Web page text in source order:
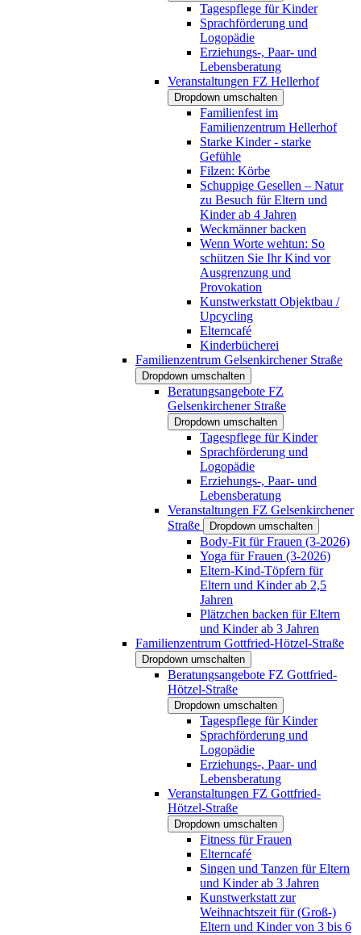
Tagespflege für Kinder
Sprachförderung und
Logopädie
Erziehungs-, Paar- und
Lebensberatung
Veranstaltungen FZ Hellerhof
Dropdown umschalten
Familienfest im
Familienzentrum Hellerhof
Starke Kinder - starke
Gefühle
Filzen: Körbe
Schuppige Gesellen – Natur
zu Besuch für Eltern und
Kinder ab 4 Jahren
Weckmänner backen
Wenn Worte wehtun: So
schützen Sie Ihr Kind vor
Ausgrenzung und
Provokation
Kunstwerkstatt Objektbau /
Upcycling
Elterncafé
Kinderbücherei
Familienzentrum Gelsenkirchener Straße
Dropdown umschalten
Beratungsangebote FZ
Gelsenkirchener Straße
Dropdown umschalten
Tagespflege für Kinder
Sprachförderung und
Logopädie
Erziehungs-, Paar- und
Lebensberatung
Veranstaltungen FZ Gelsenkirchener
Straße
Dropdown umschalten
Body-Fit für Frauen (3-2026)
Yoga für Frauen (3-2026)
Eltern-Kind-Töpfern für
Eltern und Kinder ab 2,5
Jahren
Plätzchen backen für Eltern
und Kinder ab 3 Jahren
Familienzentrum Gottfried-Hötzel-Straße
Dropdown umschalten
Beratungsangebote FZ Gottfried-
Hötzel-Straße
Dropdown umschalten
Tagespflege für Kinder
Sprachförderung und
Logopädie
Erziehungs-, Paar- und
Lebensberatung
Veranstaltungen FZ Gottfried-
Hötzel-Straße
Dropdown umschalten
Fitness für Frauen
Elterncafé
Singen und Tanzen für Eltern
und Kinder ab 3 Jahren
Kunstwerkstatt zur
Weihnachtszeit für (Groß-)
Eltern und Kinder von 3 bis 6